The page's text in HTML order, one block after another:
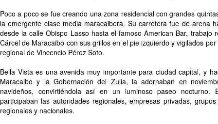
Poco a poco se fue creando una zona residencial con grandes
la emergente clase media maracaibera. Su carretera fue de arena
desde la calle Obispo Lasso hasta el famoso American Bar, trabajo
Cárcel de Maracaibo con sus grillos en el pie izquierdo y vigilados
regional de Vincencio Pérez Soto.
Bella Vista es una avenida muy importante para ciudad capital, y
Maracaibo y la Gobernación del Zulia, la adornaban en
navideños, convirtiéndola así en un luminoso paseo nocturno.
participaban las autoridades regionales, empresas privadas,
regionales y nacionales.